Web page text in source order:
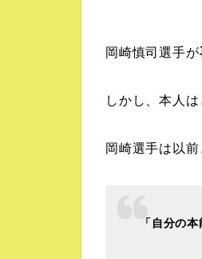
岡崎慎司選手が
しかし、本人
岡崎選手は以
「自分の